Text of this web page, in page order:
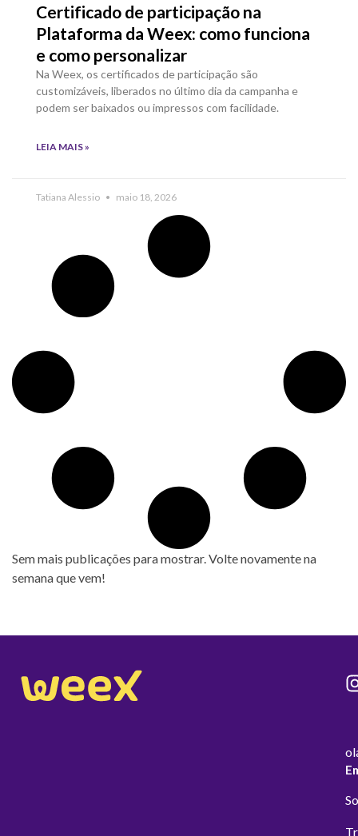
Certificado de participação na
Plataforma da Weex: como funciona
e como personalizar
Na Weex, os certificados de participação são
customizáveis, liberados no último dia da campanha e
podem ser baixados ou impressos com facilidade.
LEIA MAIS »
Tatiana Alessio maio 18, 2026
Sem mais publicações para mostrar. Volte novamente na
semana que vem!